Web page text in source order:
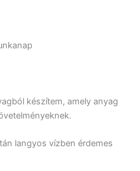
készítem, amely anyag
langyos vízben érdemes